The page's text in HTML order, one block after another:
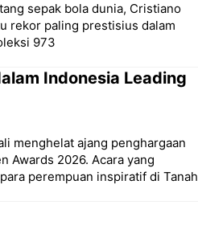
sepak bola dunia, Cristiano
rekor paling prestisius dalam
973
Indonesia Leading
menghelat ajang penghargaan
Awards 2026. Acara yang
perempuan inspiratif di Tanah